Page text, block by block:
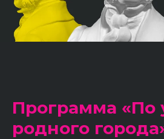
Программа «По
родного